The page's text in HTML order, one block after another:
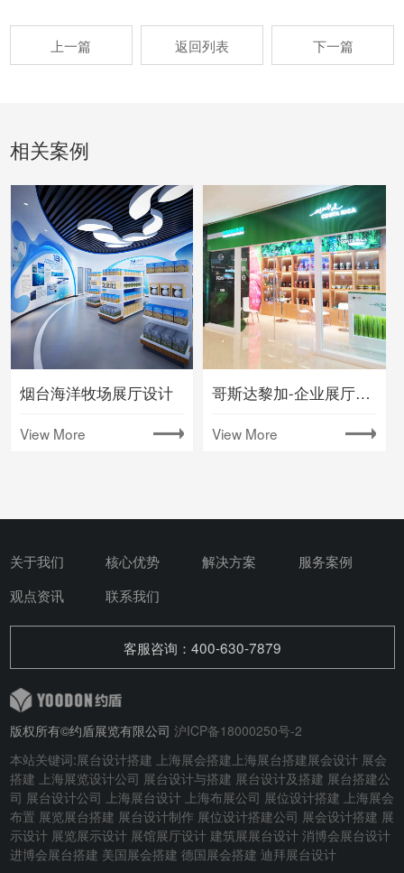
上一篇 返回列表 下一篇
相关案例
烟台海洋牧场展厅设计
View More
哥斯达黎加-企业展厅设计
View More
关于我们 核心优势 解决方案
服务案例
观点资讯
联系我们
客服咨询：400-630-7879
版权所有©约盾展览有限公司 沪ICP备18000250号-2
本站关键词:展台设计搭建 上海展会搭建 上海展台搭建展会设计 展会
搭建 上海展览设计公司 展台设计与搭建 展台设计及搭建 展台搭建公
司 展台设计公司 上海展台设计 上海布展公司 展位设计搭建 上海展会
布置 展览展台搭建 展台设计制作 展位设计搭建公司 展会设计搭建 展
示设计 展览展示设计 展馆展厅设计 建筑展展台设计 消博会展台设计
进博会展台搭建 美国展会搭建 德国展会搭建 迪拜展台设计